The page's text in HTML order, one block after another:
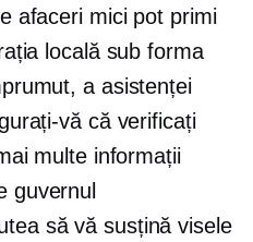
afaceri mici pot primi
locală sub forma
a asistenței
vă că verificați
multe informații
guvernul
să vă susțină visele